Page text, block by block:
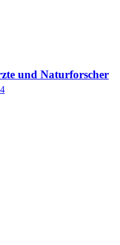
und Naturforscher